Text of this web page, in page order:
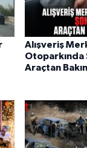
Alışveriş
Otoparkında
Araçtan